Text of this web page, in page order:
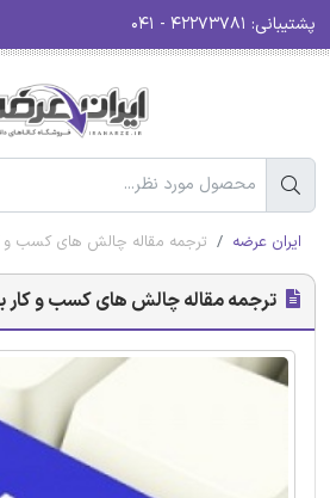
پشتیبانی:
ایران عرضه ترجمه مقاله چالش های کسب و
ترجمه مقاله چالش های کسب و کار